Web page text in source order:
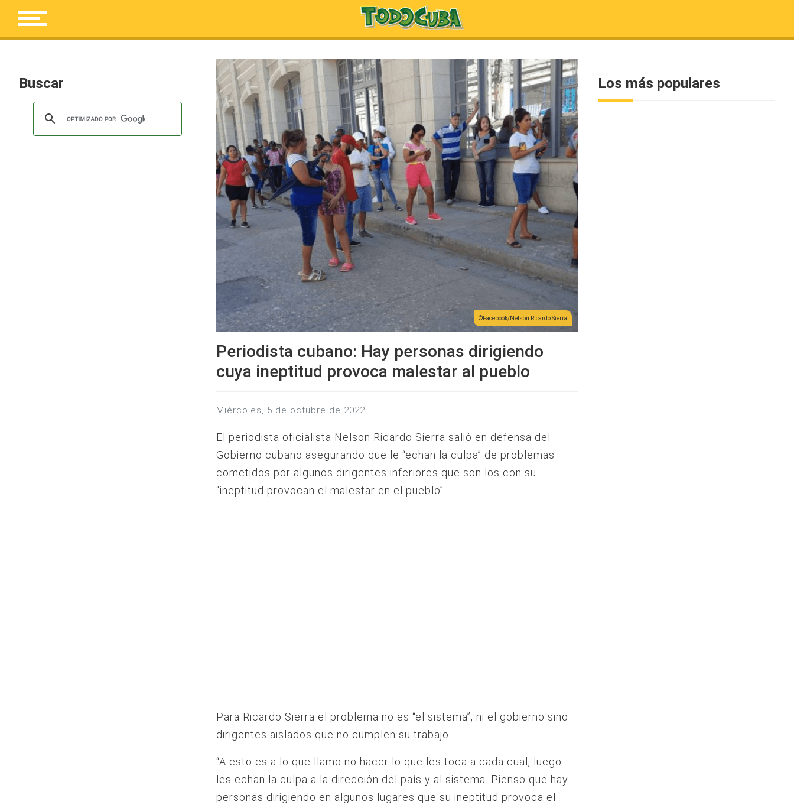
Buscar
Facebook/Nelson Ricardo Sierra
Periodista cubano: Hay personas dirigiendo
cuya ineptitud provoca malestar al pueblo
miércoles, 5 de octubre de 2022
El periodista oficialista Nelson Ricardo Sierra salió en defensa del
Gobierno cubano asegurando que le “echan la culpa” de problemas
cometidos por algunos dirigentes inferiores que son los con su
“ineptitud provocan el malestar en el pueblo”.
Para Ricardo Sierra el problema no es “el sistema”, ni el gobierno sino
dirigentes aislados que no cumplen su trabajo.
“A esto es a lo que llamo no hacer lo que les toca a cada cual, luego
les echan la culpa a la dirección del país y al sistema. Pienso que hay
personas dirigiendo en algunos lugares que su ineptitud provoca el
Los más populares